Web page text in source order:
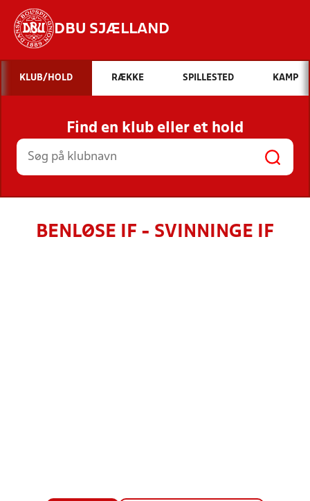
DBU SJÆLLAND
Hvad vil du søge efter?
INDHOLD OG NYHEDER
STILLINGER, RESULTATER, KLUBBER OG
HOLD
KLUB/HOLD RÆKKE SPILLESTED KAMP
Find en klub eller et hold
BENLØSE IF - SVINNINGE IF